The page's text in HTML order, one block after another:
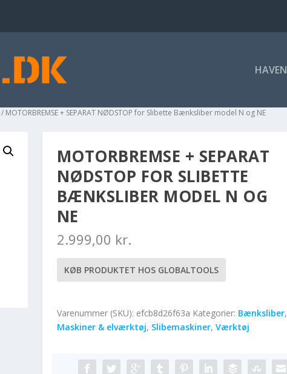
HAVEN
/ MOTORBREMSE + SEPARAT NØDSTOP for Slibette Bænksliber model N og NE
MOTORBREMSE + SEPARAT
NØDSTOP FOR SLIBETTE
BÆNKSLIBER MODEL N OG
NE
2.999,00 kr.
KØB PRODUKTET HOS GLOBALTOOLS
Varenummer (SKU): efcb8d26f63a Kategorier: Bænksliber,
Maskiner & elværktøj, Slibemaskiner, Værktøj